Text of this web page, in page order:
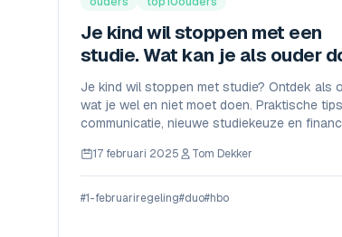
Je kind wil stoppen met een
studie. Wat kan je als ouder
Je kind wil stoppen met studie? Ontdek als
wat je wel en niet moet doen. Praktische
communicatie, nieuwe studiekeuze en
17 februari 2025 Tom Dekker
#1-februariregeling#duo#hbo